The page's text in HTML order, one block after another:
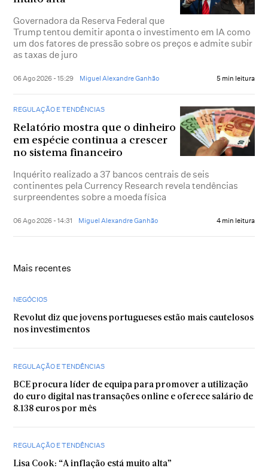
Governadora da Reserva Federal que
Trump tentou demitir aponta o investimento em IA como
um dos fatores de pressão sobre os preços e admite subir
as taxas de juro
06 Ago 2026 - 15:29 Miguel Alexandre Ganhão 5 min leitura
REGULAÇÃO E TENDÊNCIAS
Relatório mostra que o dinheiro
em espécie continua a crescer
no sistema financeiro
Inquérito realizado a 37 bancos centrais de seis
continentes pela Currency Research revela tendências
surpreendentes sobre a moeda física
06 Ago 2026 - 14:31 Miguel Alexandre Ganhão 4 min leitura
Mais recentes
NEGÓCIOS
Revolut diz que jovens portugueses estão mais cautelosos
nos investimentos
REGULAÇÃO E TENDÊNCIAS
BCE procura líder de equipa para promover a utilização
do euro digital nas transações online e oferece salário de
8.138 euros por mês
REGULAÇÃO E TENDÊNCIAS
Lisa Cook: “A inflação está muito alta”